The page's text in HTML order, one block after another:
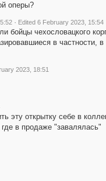
оперы?
· Edited 6 February 2023, 15:54
бойцы чехословацкого
в частности, в
2023, 18:51
эту открытку себе в
в продаже "завалялась"